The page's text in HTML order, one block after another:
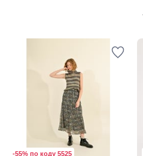
-55% по коду 5525